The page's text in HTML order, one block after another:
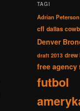
TAGI
Adrian Peterson
cfl dallas
Denver
draft 2013 drew
free agency
futbol